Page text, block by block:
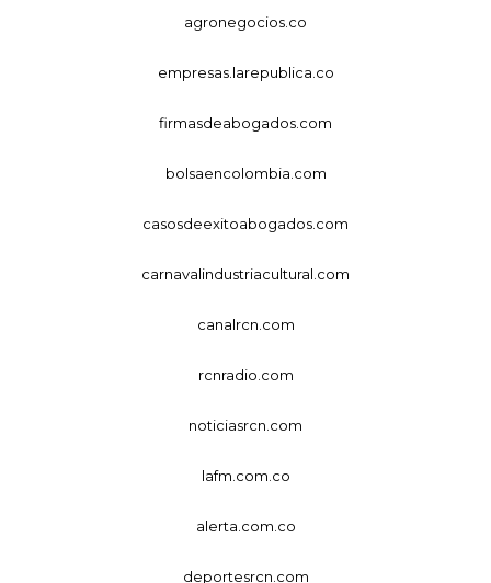
agronegocios.co
empresas.larepublica.co
firmasdeabogados.com
bolsaencolombia.com
casosdeexitoabogados.com
carnavalindustriacultural.com
canalrcn.com
rcnradio.com
noticiasrcn.com
lafm.com.co
alerta.com.co
deportesrcn.com